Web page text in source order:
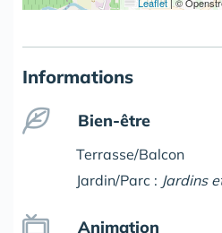
Informations
Bien-être
Terrasse/Balcon
Jardin/Parc : Jardins
Animation